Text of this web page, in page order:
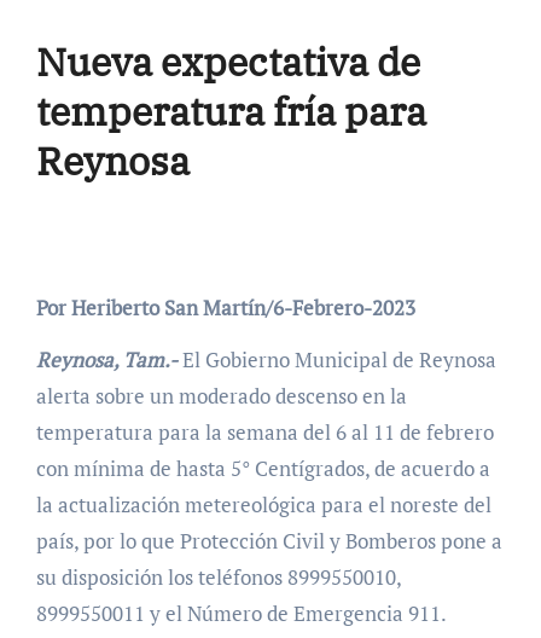
Nueva expectativa de
temperatura fría para
Reynosa
Por Heriberto San Martín/6-Febrero-2023
Reynosa, Tam.-El Gobierno Municipal de Reynosa
alerta sobre un moderado descenso en la
temperatura para la semana del 6 al 11 de febrero
con mínima de hasta 5° Centígrados, de acuerdo a
la actualización metereológica para el noreste del
país, por lo que Protección Civil y Bomberos pone a
su disposición los teléfonos 8999550010,
8999550011 y el Número de Emergencia 911.